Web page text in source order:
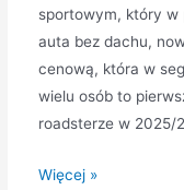
sportowym, który w
auta bez dachu,
cenową, która w
wielu osób to
roadsterze w 2025/
MG
Więcej »